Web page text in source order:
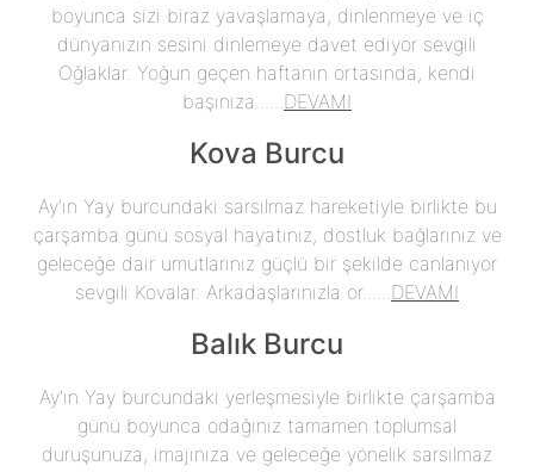
boyunca sizi biraz yavaşlamaya, dinlenmeye ve iç
dünyanızın sesini dinlemeye davet ediyor sevgili
Oğlaklar. Yoğun geçen haftanın ortasında, kendi
başınıza...... DEVAMI
Kova Burcu
Ay'ın Yay burcundaki sarsılmaz hareketiyle birlikte bu
çarşamba günü sosyal hayatınız, dostluk bağlarınız ve
geleceğe dair umutlarınız güçlü bir şekilde canlanıyor
sevgili Kovalar. Arkadaşlarınızla or...... DEVAMI
Balık Burcu
Ay'ın Yay burcundaki yerleşmesiyle birlikte çarşamba
günü boyunca odağınız tamamen toplumsal
duruşunuza, imajınıza ve geleceğe yönelik sarsılmaz